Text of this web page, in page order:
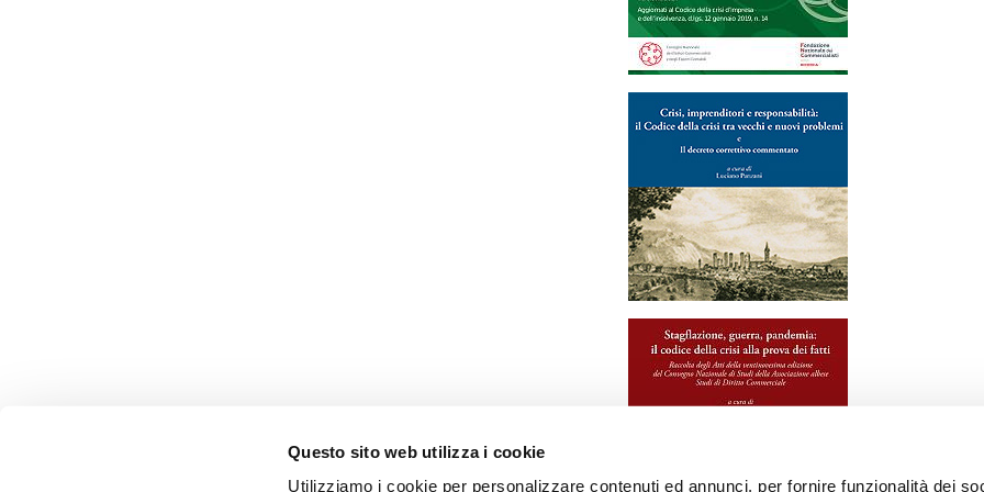
Questo sito web utilizza i cookie
Utilizziamo i cookie per personalizzare contenuti ed annunci, per fornire funzionalità dei